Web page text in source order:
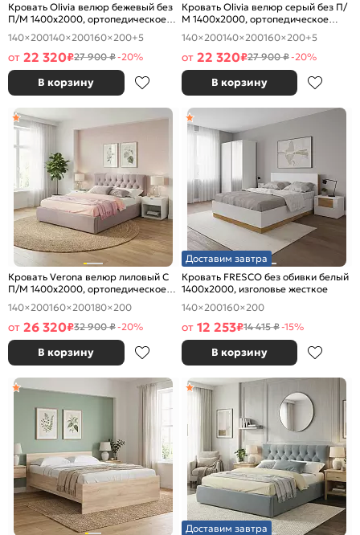
Кровать Olivia велюр бежевый без
П/М 1400x2000, ортопедическое
основание, изголовье мягкое
140×200140×200160×200+5
от 22 320₽27 900 ₽-20%
В корзину
Кровать Olivia велюр серый без П/
М 1400x2000, ортопедическое
основание, изголовье мягкое
140×200140×200160×200+5
от 22 320₽27 900 ₽-20%
В корзину
Кровать Verona велюр лиловый С
П/М 1400x2000, ортопедическое
основание, изголовье мягкое
140×200160×200180×200
от 26 320₽32 900 ₽-20%
В корзину
Доставим завтра
Кровать FRESCO без обивки белый
1400x2000, изголовье жесткое
140×200160×200
от 12 253₽14 415 ₽-15%
В корзину
Доставим завтра